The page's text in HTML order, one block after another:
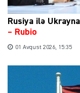
Rusiya ilə
– Rubio
01 Avqust 2026, 15:35